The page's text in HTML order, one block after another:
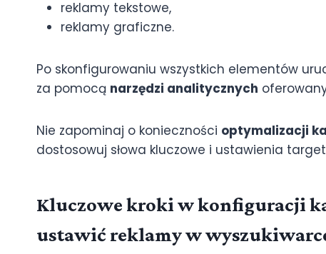
reklamy tekstowe,
reklamy graficzne.
Po skonfigurowaniu wszystkich elementów
za pomocą narzędzi analitycznych
Nie zapominaj o konieczności optymalizacji
dostosowuj słowa kluczowe i ustawienia
Kluczowe kroki w konfiguracji
ustawić reklamy w